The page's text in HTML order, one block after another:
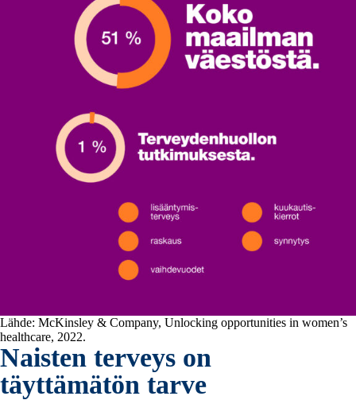
Lähde: McKinsley & Company, Unlocking opportunities in women’s
healthcare, 2022.
Naisten terveys on
täyttämätön tarve